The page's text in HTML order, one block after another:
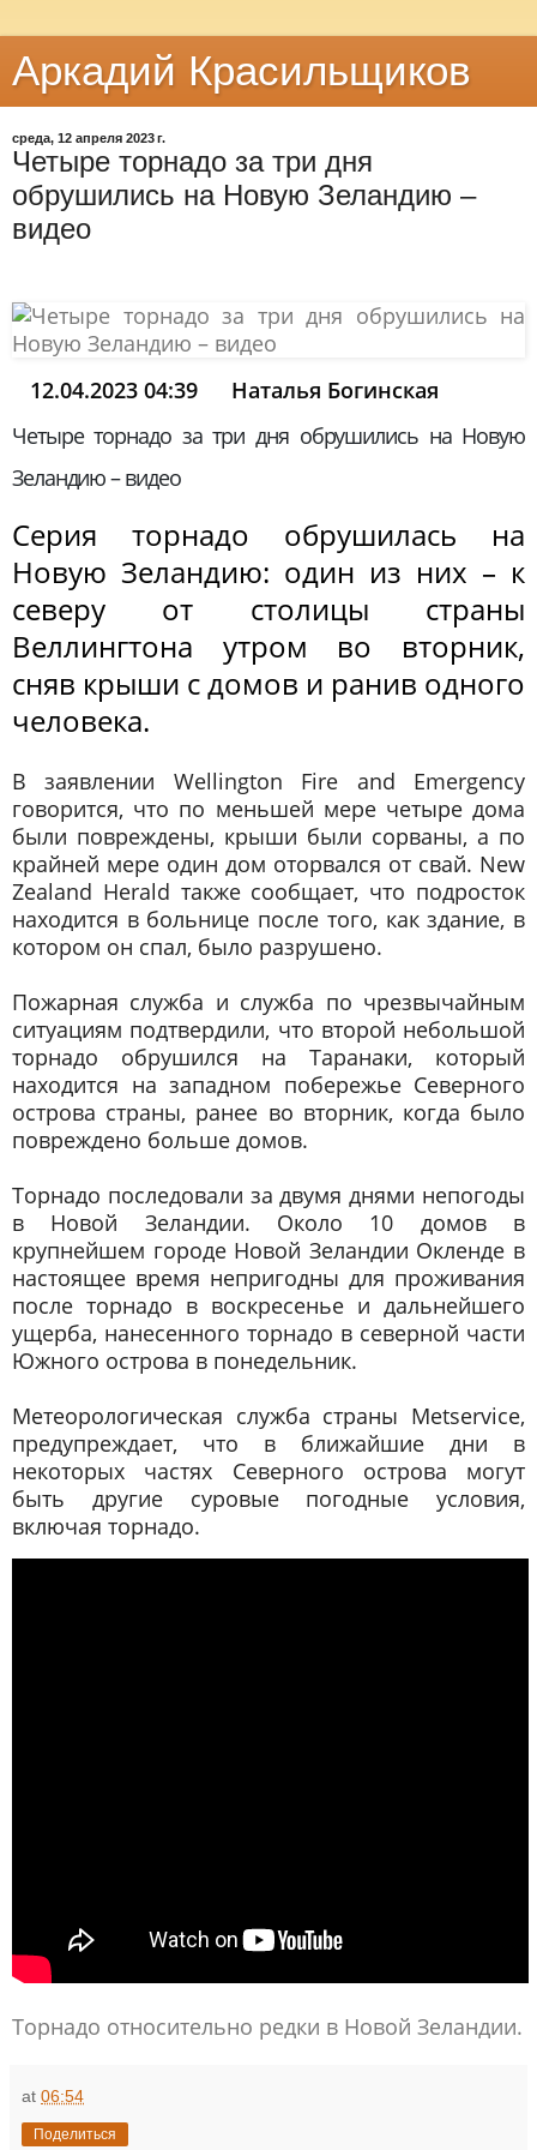
Аркадий Красильщиков
среда, 12 апреля 2023 г.
Четыре торнадо за три дня
обрушились на Новую Зеландию –
видео
12.04.2023 04:39
Наталья Богинская
Четыре торнадо за три дня обрушились на Новую
Зеландию – видео
Серия торнадо обрушилась на
Новую Зеландию: один из них – к
северу от столицы страны
Веллингтона утром во вторник,
сняв крыши с домов и ранив одного
человека.
В заявлении Wellington Fire and Emergency
говорится, что по меньшей мере четыре дома
были повреждены, крыши были сорваны, а по
крайней мере один дом оторвался от свай. New
Zealand Herald также сообщает, что подросток
находится в больнице после того, как здание, в
котором он спал, было разрушено.
Пожарная служба и служба по чрезвычайным
ситуациям подтвердили, что второй небольшой
торнадо обрушился на Таранаки, который
находится на западном побережье Северного
острова страны, ранее во вторник, когда было
повреждено больше домов.
Торнадо последовали за двумя днями непогоды
в Новой Зеландии. Около 10 домов в
крупнейшем городе Новой Зеландии Окленде в
настоящее время непригодны для проживания
после торнадо в воскресенье и дальнейшего
ущерба, нанесенного торнадо в северной части
Южного острова в понедельник.
Метеорологическая служба страны Metservice,
предупреждает, что в ближайшие дни в
некоторых частях Северного острова могут
быть другие суровые погодные условия,
включая торнадо.
Торнадо относительно редки в Новой Зеландии.
at 06:54
Поделиться